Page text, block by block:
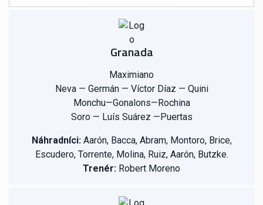
Granada
Maximiano
Neva — Germán — Víctor Díaz — Quini
Monchu—Gonalons—Rochina
Soro — Luís Suárez —Puertas
Náhradníci:Aarón, Bacca, Abram, Montoro, Brice,
Escudero, Torrente, Molina, Ruiz, Aarón, Butzke.
Trenér: Robert Moreno